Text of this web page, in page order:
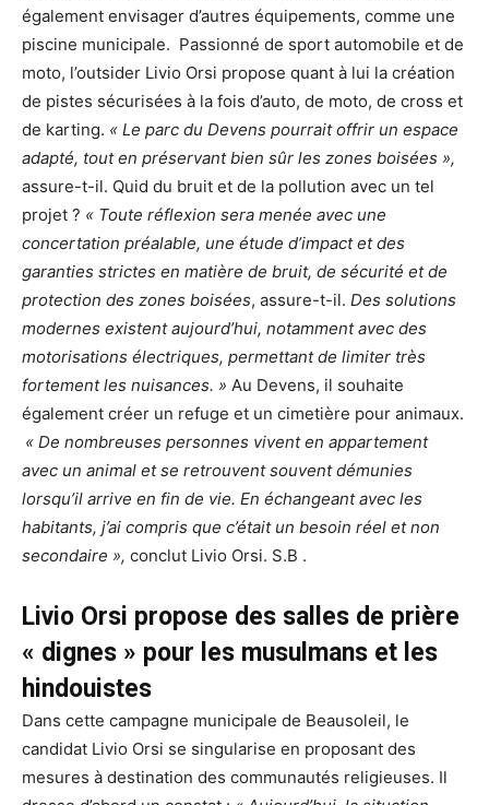
également envisager d’autres équipements, comme une
piscine municipale. Passionné de sport automobile et de
moto, l’outsider Livio Orsi propose quant à lui la création
de pistes sécurisées à la fois d’auto, de moto, de cross et
de karting. « Le parc du Devens pourrait offrir un espace
adapté, tout en préservant bien sûr les zones boisées »,
assure-t-il. Quid du bruit et de la pollution avec un tel
projet ? « Toute réflexion sera menée avec une
concertation préalable, une étude d’impact et des
garanties strictes en matière de bruit, de sécurité et de
protection des zones boisées, assure-t-il. Des solutions
modernes existent aujourd’hui, notamment avec des
motorisations électriques, permettant de limiter très
fortement les nuisances. » Au Devens, il souhaite
également créer un refuge et un cimetière pour animaux.
« De nombreuses personnes vivent en appartement
avec un animal et se retrouvent souvent démunies
lorsqu’il arrive en fin de vie. En échangeant avec les
habitants, j’ai compris que c’était un besoin réel et non
secondaire », conclut Livio Orsi. S.B .
Livio Orsi propose des salles de prière
« dignes » pour les musulmans et les
hindouistes
Dans cette campagne municipale de Beausoleil, le
candidat Livio Orsi se singularise en proposant des
mesures à destination des communautés religieuses. Il